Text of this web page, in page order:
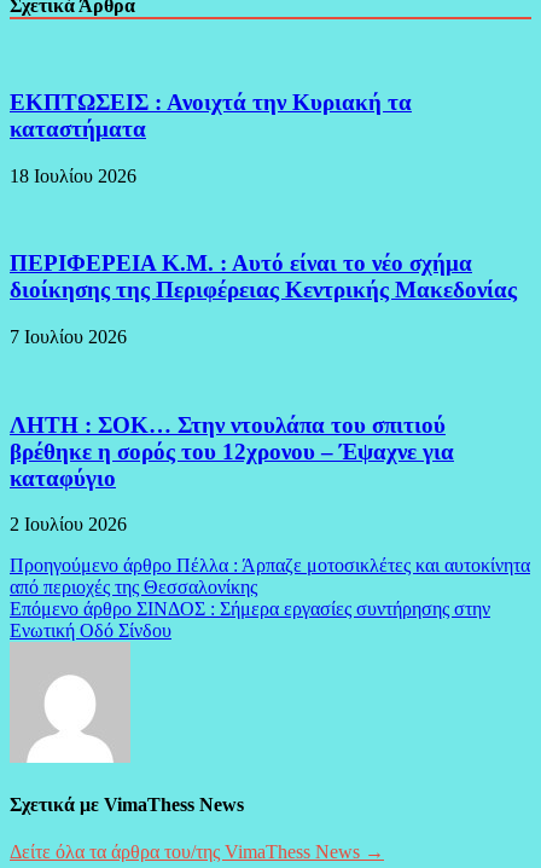
Σχετικά Άρθρα
ΕΚΠΤΩΣΕΙΣ : Ανοιχτά την Κυριακή τα
καταστήματα
18 Ιουλίου 2026
ΠΕΡΙΦΕΡΕΙΑ Κ.Μ. : Αυτό είναι το νέο σχήμα
διοίκησης της Περιφέρειας Κεντρικής Μακεδονίας
7 Ιουλίου 2026
ΛΗΤΗ : ΣΟΚ… Στην ντουλάπα του σπιτιού
βρέθηκε η σορός του 12χρονου – Έψαχνε για
καταφύγιο
2 Ιουλίου 2026
Πλοήγηση
άρθρων
Προηγούμενο άρθρο Πέλλα : Άρπαζε μοτοσικλέτες και αυτοκίνητα
από περιοχές της Θεσσαλονίκης
Επόμενο άρθρο ΣΙΝΔΟΣ : Σήμερα εργασίες συντήρησης στην
Ενωτική Οδό Σίνδου
Σχετικά με VimaThess News
Δείτε όλα τα άρθρα του/της VimaThess News →